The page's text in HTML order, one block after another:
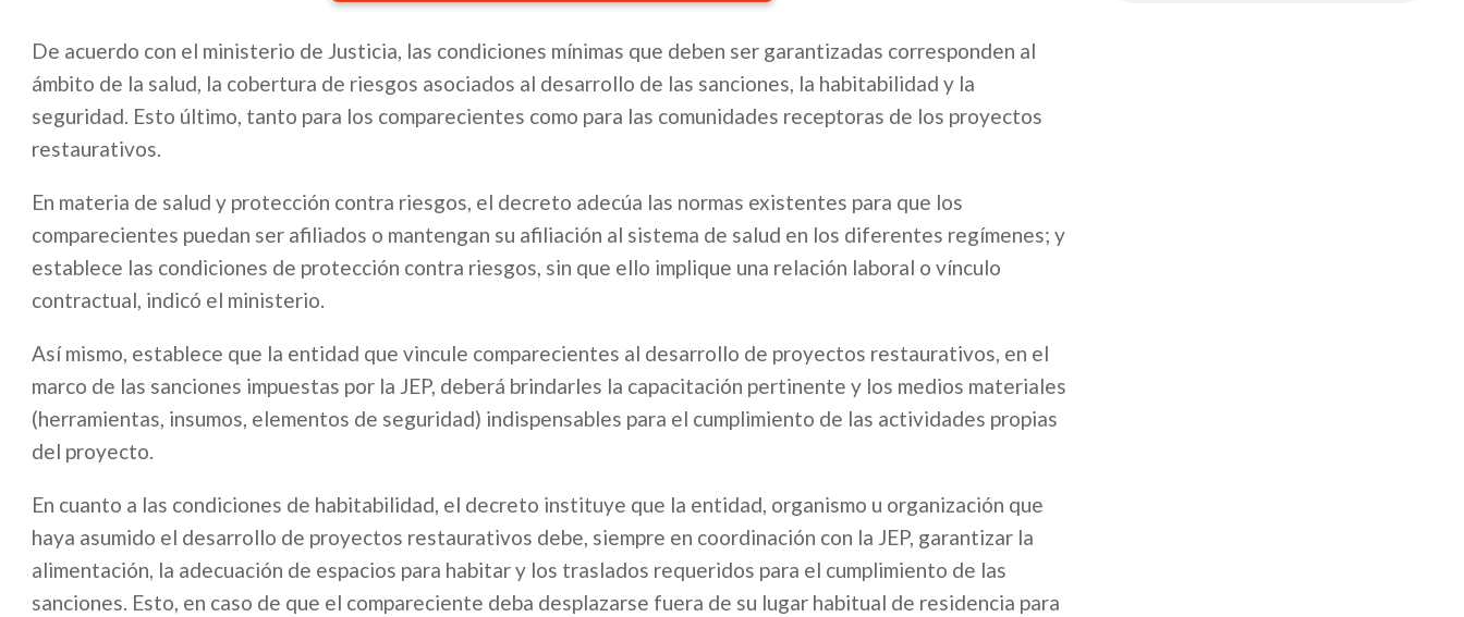
De acuerdo con el ministerio de Justicia, las condiciones mínimas que deben ser garantizadas corresponden al
ámbito de la salud, la cobertura de riesgos asociados al desarrollo de las sanciones, la habitabilidad y la
seguridad. Esto último, tanto para los comparecientes como para las comunidades receptoras de los proyectos
restaurativos.
En materia de salud y protección contra riesgos, el decreto adecúa las normas existentes para que los
comparecientes puedan ser afiliados o mantengan su afiliación al sistema de salud en los diferentes regímenes; y
establece las condiciones de protección contra riesgos, sin que ello implique una relación laboral o vínculo
contractual, indicó el ministerio.
Así mismo, establece que la entidad que vincule comparecientes al desarrollo de proyectos restaurativos, en el
marco de las sanciones impuestas por la JEP, deberá brindarles la capacitación pertinente y los medios materiales
(herramientas, insumos, elementos de seguridad) indispensables para el cumplimiento de las actividades propias
del proyecto.
En cuanto a las condiciones de habitabilidad, el decreto instituye que la entidad, organismo u organización que
haya asumido el desarrollo de proyectos restaurativos debe, siempre en coordinación con la JEP, garantizar la
alimentación, la adecuación de espacios para habitar y los traslados requeridos para el cumplimiento de las
sanciones. Esto, en caso de que el compareciente deba desplazarse fuera de su lugar habitual de residencia para